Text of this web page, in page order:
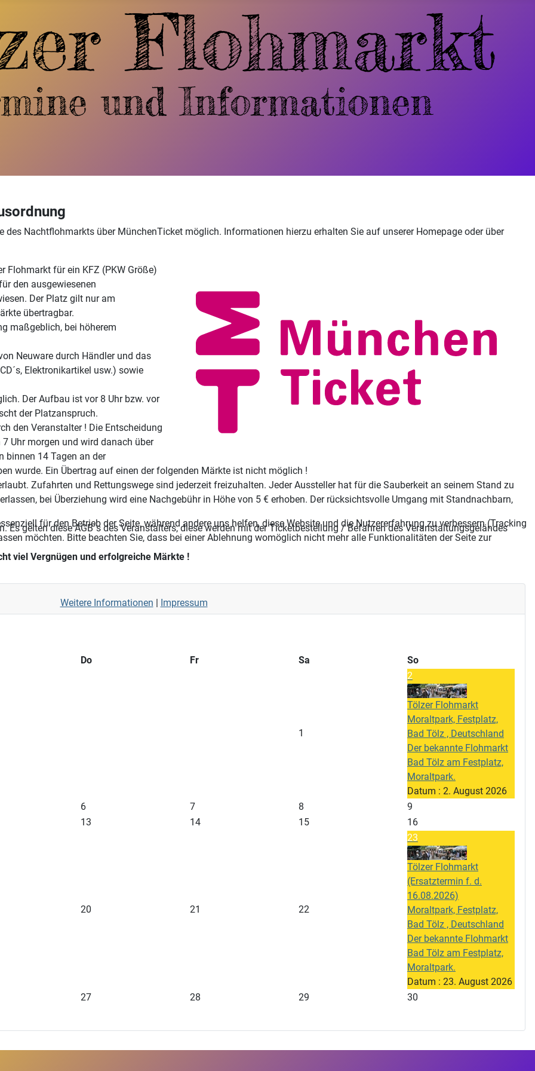
Nachtflohmarkts über MünchenTicket möglich. Informationen hierzu erhalten Sie auf unserer Homepage oder über
Flohmarkt für ein KFZ (PKW Größe)
den ausgewiesenen
Der Platz gilt nur am
übertragbar.
maßgeblich, bei höherem
Neuware durch Händler und das
Elektronikartikel usw.) sowie
Der Aufbau ist vor 8 Uhr bzw. vor
der Platzanspruch.
den Veranstalter ! Die Entscheidung
Uhr morgen und wird danach über
binnen 14 Tagen an der
wurde. Ein Übertrag auf einen der folgenden Märkte ist nicht möglich !
Zufahrten und Rettungswege sind jederzeit freizuhalten. Jeder Aussteller hat für die Sauberkeit an seinem Stand zu
bei Überziehung wird eine Nachgebühr in Höhe von 5 € erhoben. Der rücksichtsvolle Umgang mit Standnachbarn,
gelten diese AGB´s des Veranstalters, diese werden mit der Ticketbestellung / Befahren des Veranstaltungsgeländes
viel Vergnügen und erfolgreiche Märkte !
Do Fr Sa So
1
2
Tölzer Flohmarkt
Moraltpark, Festplatz,
Bad Tölz , Deutschland
Der bekannte Flohmarkt
Bad Tölz am Festplatz,
Moraltpark.
Datum : 2. August 2026
6 7 8
9
13 14 15 16
20 21 22
23
Tölzer Flohmarkt
(Ersatztermin f. d.
16.08.2026)
Moraltpark, Festplatz,
Bad Tölz , Deutschland
Der bekannte Flohmarkt
Bad Tölz am Festplatz,
Moraltpark.
Datum : 23. August 2026
27 28 29
30
für den Betrieb der Seite, während andere uns helfen, diese Website und die Nutzererfahrung zu verbessern (Tracking
möchten. Bitte beachten Sie, dass bei einer Ablehnung womöglich nicht mehr alle Funktionalitäten der Seite zur
Weitere Informationen | Impressum